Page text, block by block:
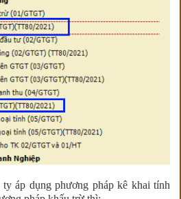
áp dụng phương pháp kê khai tính